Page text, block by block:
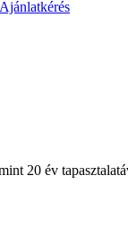
Ajánlatkérés
20 év